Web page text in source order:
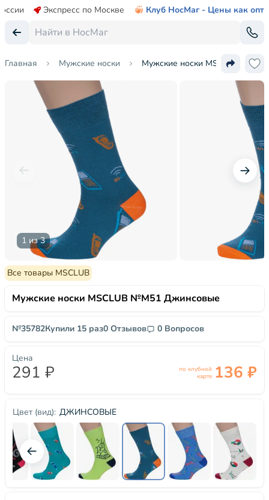
Экспресс по Москве Клуб НосМаг - Цены как опт
Главная Мужские носки Мужские носки MSCLUB №М51
1 из 3
Все товары MSCLUB
Мужские носки MSCLUB №М51 Джинсовые
№35782Купили 15 раз0 Отзывов 0 Вопросов
Цвет (вид): ДЖИНСОВЫЕ
Цена
291 ₽
по клубной
карте 136 ₽